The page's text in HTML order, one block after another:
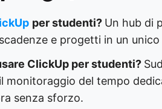
per studenti? Un hub di
e progetti in un
ClickUp per studenti?
monitoraggio del tempo
senza sforzo.